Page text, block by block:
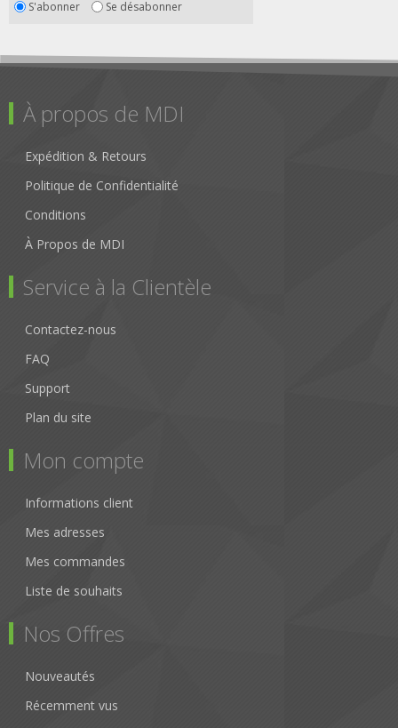
S'abonner Se désabonner
À propos de MDI
Expédition & Retours
Politique de Confidentialité
Conditions
À Propos de MDI
Service à la Clientèle
Contactez-nous
FAQ
Support
Plan du site
Mon compte
Informations client
Mes adresses
Mes commandes
Liste de souhaits
Nos Offres
Nouveautés
Récemment vus